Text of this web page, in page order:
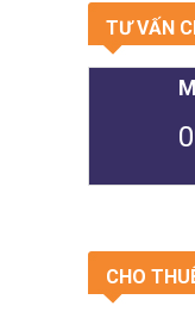
TƯ VẤN
CHO